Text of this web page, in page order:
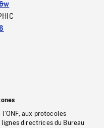
aux protocoles
lignes directrices du Bureau